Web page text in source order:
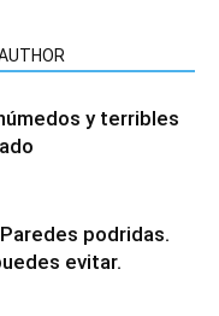
y terribles
podridas.
evitar.